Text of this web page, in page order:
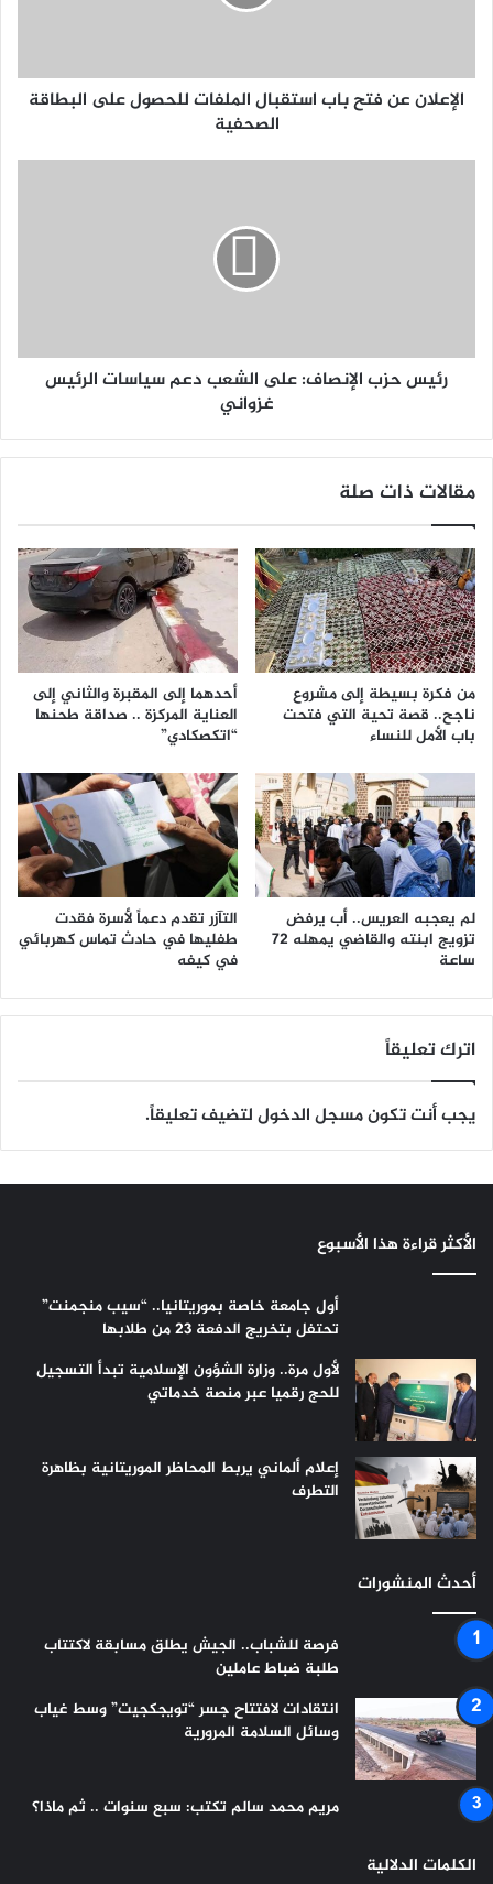
الإعلان عن فتح باب استقبال الملفات للحصول على البطاقة
الصحفية
رئيس حزب الإنصاف: على الشعب دعم سياسات الرئيس
غزواني
مقالات ذات صلة
من فكرة بسيطة إلى مشروع
ناجح.. قصة تحية التي فتحت
باب الأمل للنساء
أحدهما إلى المقبرة والثاني إلى
العناية المركزة .. صداقة طحنها
“اتكصكادي”
لم يعجبه العريس.. أب يرفض
تزويج ابنته والقاضي يمهله 72
ساعة
التآزر تقدم دعماً لأسرة فقدت
طفليها في حادث تماس كهربائي
في كيفه
اترك تعليقاً
يجب أنت تكونمسجل الدخوللتضيف تعليقاً.
الأكثر قراءة هذا الأسبوع
أول جامعة خاصة بموريتانيا.. “سيب منجمنت”
تحتفل بتخريج الدفعة 23 من طلابها
لأول مرة.. وزارة الشؤون الإسلامية تبدأ التسجيل
للحج رقميا عبر منصة خدماتي
إعلام ألماني يربط المحاظر الموريتانية بظاهرة
التطرف
أحدث المنشورات
فرصة للشباب.. الجيش يطلق مسابقة لاكتتاب
طلبة ضباط عاملين
انتقادات لافتتاح جسر “تويجكجيت” وسط غياب
وسائل السلامة المرورية
مريم محمد سالم تكتب: سبع سنوات .. ثم ماذا؟
الكلمات الدلالية